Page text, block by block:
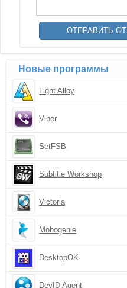
Новые программы
Light Alloy
Viber
SetFSB
Subtitle Workshop
Victoria
Mobogenie
DesktopOK
DevID Agent